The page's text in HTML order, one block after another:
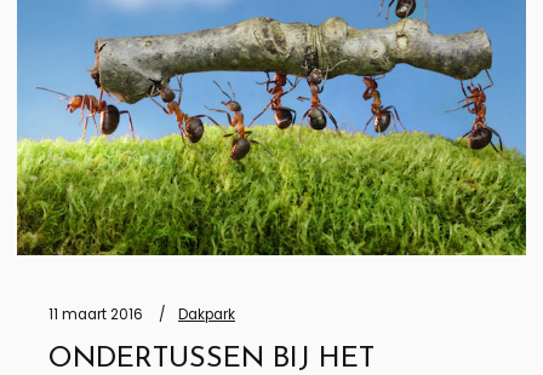
11 maart 2016 Dakpark
ONDERTUSSEN BIJ HET